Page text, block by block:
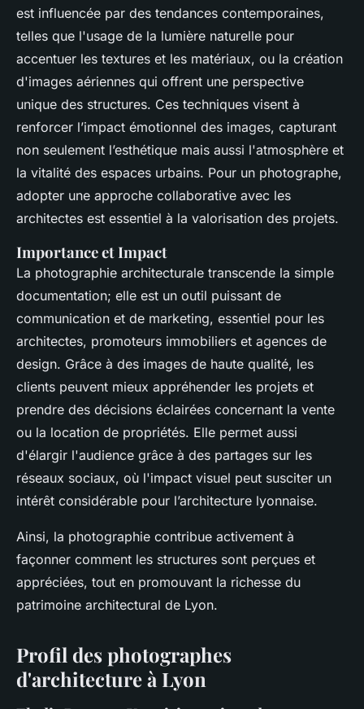
est influencée par des tendances contemporaines,
telles que l'usage de la lumière naturelle pour
accentuer les textures et les matériaux, ou la création
d'images aériennes qui offrent une perspective
unique des structures. Ces techniques visent à
renforcer l’impact émotionnel des images, capturant
non seulement l’esthétique mais aussi l'atmosphère et
la vitalité des espaces urbains. Pour un photographe,
adopter une approche collaborative avec les
architectes est essentiel à la valorisation des projets.
Importance et Impact
La photographie architecturale transcende la simple
documentation; elle est un outil puissant de
communication et de marketing, essentiel pour les
architectes, promoteurs immobiliers et agences de
design. Grâce à des images de haute qualité, les
clients peuvent mieux appréhender les projets et
prendre des décisions éclairées concernant la vente
ou la location de propriétés. Elle permet aussi
d'élargir l'audience grâce à des partages sur les
réseaux sociaux, où l'impact visuel peut susciter un
intérêt considérable pour l’architecture lyonnaise.
Ainsi, la photographie contribue activement à
façonner comment les structures sont perçues et
appréciées, tout en promouvant la richesse du
patrimoine architectural de Lyon.
Profil des photographes
d'architecture à Lyon